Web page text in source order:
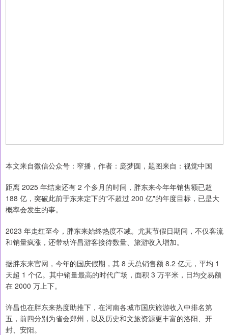
本文来自微信公众号：窄播，作者：庞梦圆，题图来自：视觉中国
距离 2025 年结束还有 2 个多月的时间，胖东来今年年销售额已超
188 亿，突破此前于东来定下的"不超过 200 亿"的年度目标，已是大
概率会发生的事。
2023 年走红至今，胖东来始终热度不减。尤其节假日期间，不仅客流
和销量疯涨，还带动许昌游客接待数量、旅游收入增加。
据胖东来官网，今年的国庆假期，其 8 天总销售额 8.2 亿元，平均 1
天超 1 个亿。其中销量最高的时代广场，面积 3 万平米，日均交易额
在 2000 万上下。
许昌也在胖东来热度助推下，在河南各城市国庆旅游收入中排名第
五，前四分别为省会郑州，以及历史和文旅资源更丰富的洛阳、开
封、安阳。